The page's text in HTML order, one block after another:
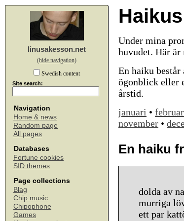
linusakesson.net
(hide navigation)
Swedish content
Site search:
Navigation
Home & news
Random page
All pages
Databases
Fortune cookies
SID themes
Page collections
Blag
Chip music
Chipophone
Games
Haikus
Under mina
huvudet. Här är
En haiku
ögonblick eller
årstid.
januari •
november •
En haiku
dolda av
murriga
ett par